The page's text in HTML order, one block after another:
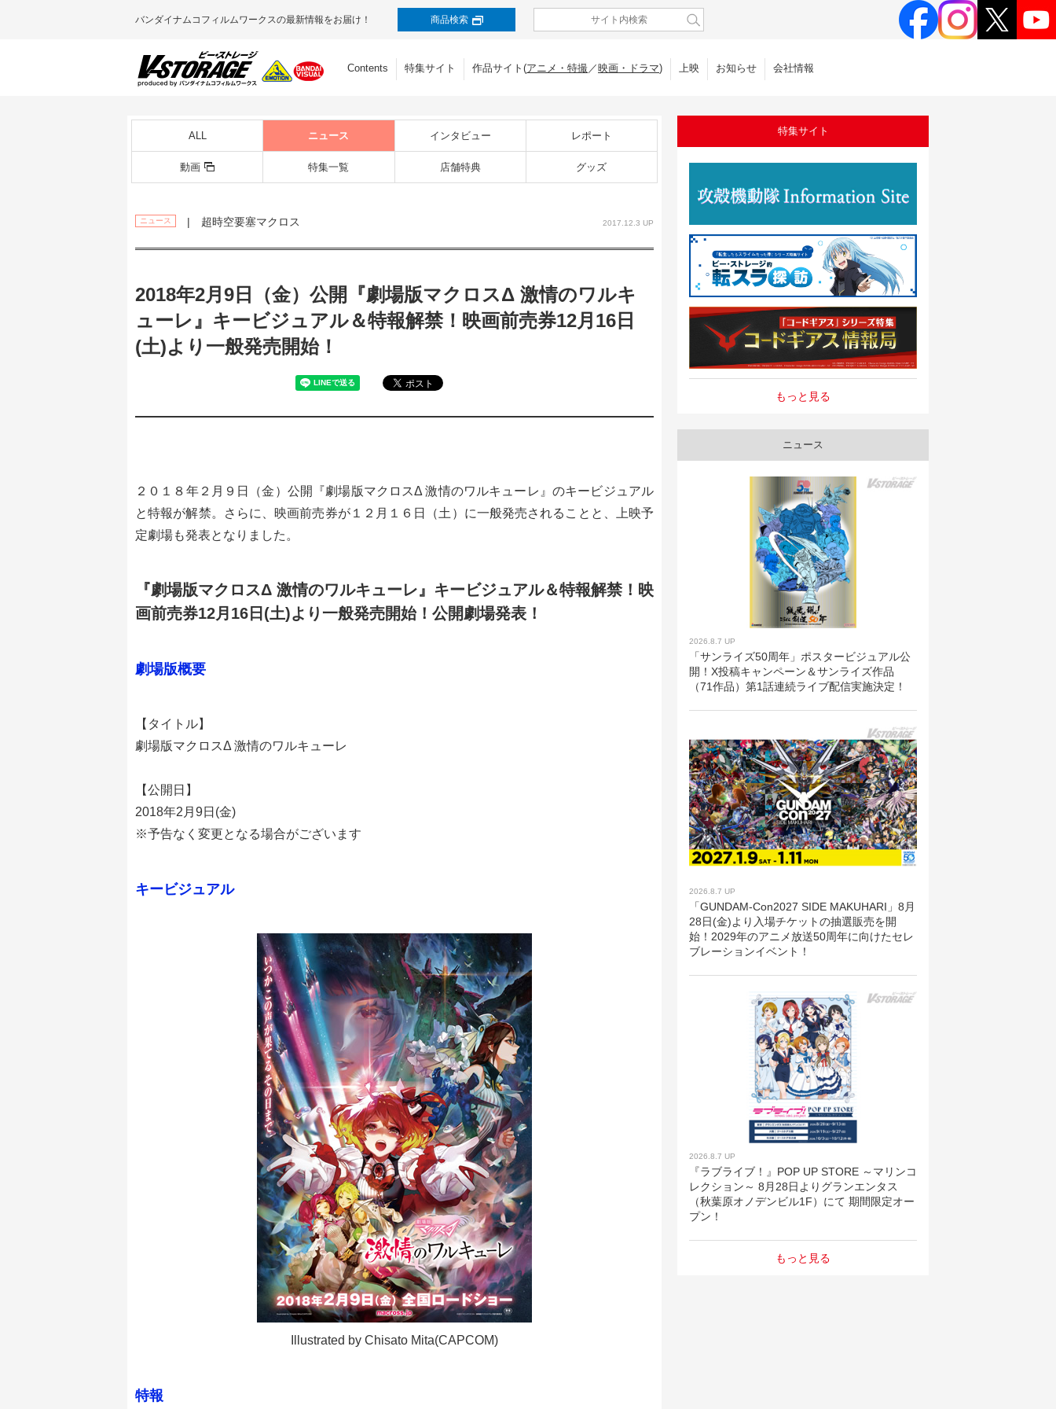
バンダイナムコフィルムワークスの最新情報をお届け！ 商品検索
Contents 特集サイト 作品サイト(アニメ・特撮／映画・ドラマ) 上映 お知らせ 会社情報
ALL ニュース インタビュー レポート
動画 特集一覧 店舗特典 グッズ
ニュース | 超時空要塞マクロス 2017.12.3 UP
2018年2月9日（金）公開『劇場版マクロスΔ 激情のワルキ
ューレ』キービジュアル＆特報解禁！映画前売券12月16日
(土)より一般発売開始！
２０１８年２月９日（金）公開『劇場版マクロスΔ 激情のワルキューレ』のキービジュアル
と特報が解禁。さらに、映画前売券が１２月１６日（土）に一般発売されることと、上映予
定劇場も発表となりました。
『劇場版マクロスΔ 激情のワルキューレ』キービジュアル＆特報解禁！映
画前売券12月16日(土)より一般発売開始！公開劇場発表！
劇場版概要
【タイトル】
劇場版マクロスΔ 激情のワルキューレ
【公開日】
2018年2月9日(金)
※予告なく変更となる場合がございます
キービジュアル
Illustrated by Chisato Mita(CAPCOM)
特報
特集サイト
もっと見る
ニュース
2026.8.7 UP
「サンライズ50周年」ポスタービジュアル公
開！X投稿キャンペーン＆サンライズ作品
（71作品）第1話連続ライブ配信実施決定！
2026.8.7 UP
「GUNDAM-Con2027 SIDE MAKUHARI」8月
28日(金)より入場チケットの抽選販売を開
始！2029年のアニメ放送50周年に向けたセレ
ブレーションイベント！
2026.8.7 UP
『ラブライブ！』POP UP STORE ～マリンコ
レクション～ 8月28日よりグランエンタス
（秋葉原オノデンビル1F）にて 期間限定オー
プン！
もっと見る